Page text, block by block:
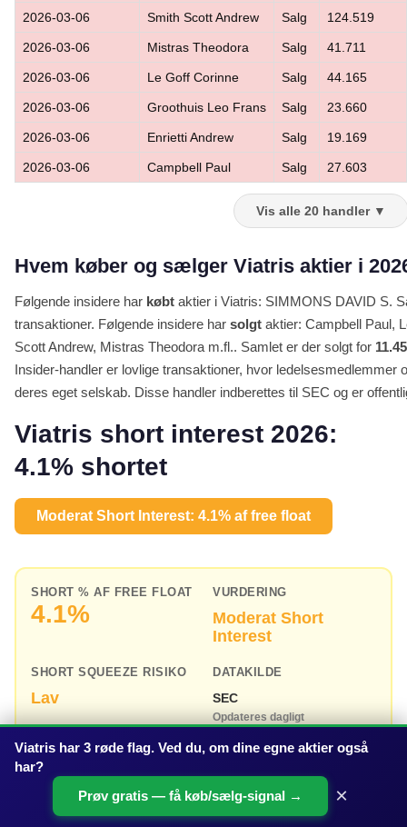
2026-03-06 Smith Scott Andrew Salg 124.519
2026-03-06 Mistras Theodora Salg 41.711
2026-03-06 Le Goff Corinne Salg 44.165
2026-03-06 Groothuis Leo Frans Salg 23.660
2026-03-06 Enrietti Andrew Salg 19.169
2026-03-06 Campbell Paul Salg 27.603
Vis alle 20 handler ▼
Hvem køber og sælger Viatris aktier i
Følgende insidere har købt aktier i Viatris: SIMMONS DAVID S.
transaktioner. Følgende insidere har solgt aktier: Campbell Paul,
Scott Andrew, Mistras Theodora m.fl.. Samlet er der solgt for
Insider-handler er lovlige transaktioner, hvor
deres eget selskab. Disse handler indberettes til SEC og er
Viatris short interest 2026:
4.1% shortet
Moderat Short Interest: 4.1% af free float
SHORT % AF FREE FLOAT
4.1%
VURDERING
Moderat Short
Interest
SHORT SQUEEZE RISIKO
Lav
DATAKILDE
SEC
Opdateres dagligt
Aktien har en moderat short interest. Mellem 2-5% af de frit
handlede aktier er udlånt og solgt af investorer, der satser
Viatris har 3 røde flag. Ved du, om dine egne aktier også
har?
Prøv gratis — få køb/sælg-signal →
×